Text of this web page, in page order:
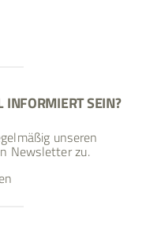
SEIN?
unseren
Newsletter zu.